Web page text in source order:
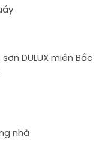
DULUX miền Bắc
nhà